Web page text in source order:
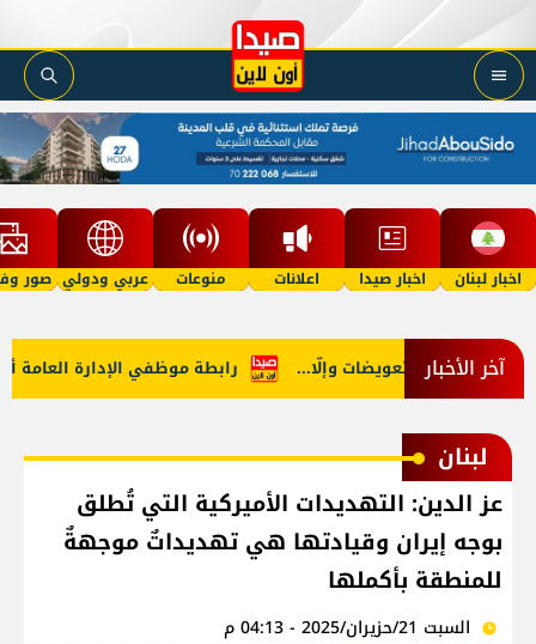
اخبار لبنان اخبار صيدا اعلانات منوعات عربي ودولي صور
آخر الأخبار رابطة موظفي الإدارة العامة في هرمز: تعويضات وإلّا...
لبنان
عز الدين: التهديدات الأميركية التي تُطلق
بوجه إيران وقيادتها هي تهديداتٌ موجهةٌ
للمنطقة بأكملها
السبت 21/حزيران/2025 - 04:13 م